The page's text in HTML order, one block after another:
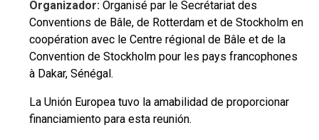
Organizador: Organisé par le Secrétariat des
Conventions de Bâle, de Rotterdam et de Stockholm en
coopération avec le Centre régional de Bâle et de la
Convention de Stockholm pour les pays francophones
à Dakar, Sénégal.
La Unión Europea tuvo la amabilidad de proporcionar
financiamiento para esta reunión.